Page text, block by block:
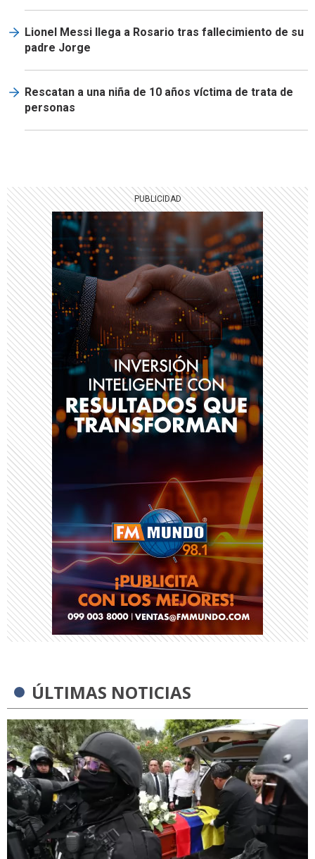
Lionel Messi llega a Rosario tras fallecimiento de su
padre Jorge
Rescatan a una niña de 10 años víctima de trata de
personas
ÚLTIMAS NOTICIAS